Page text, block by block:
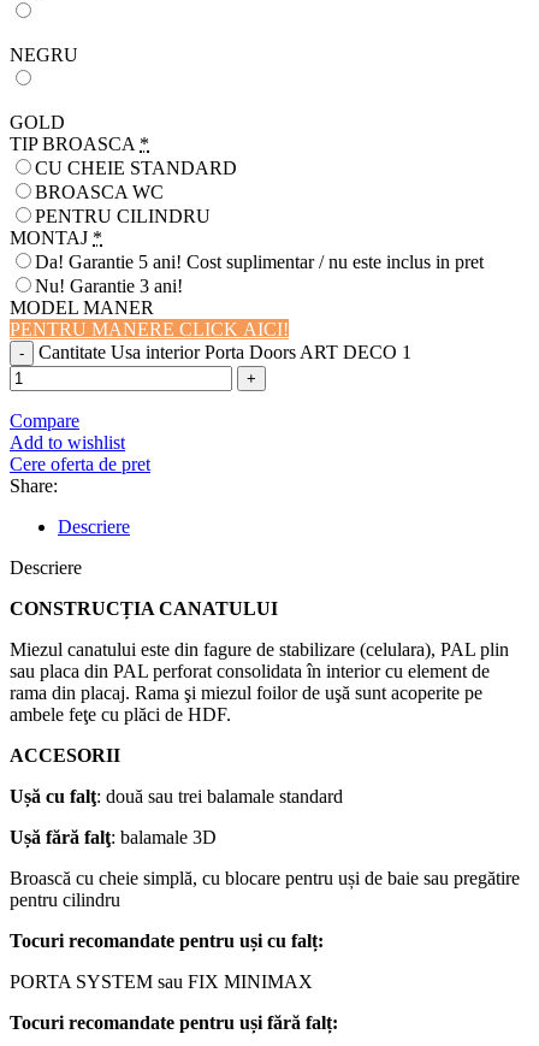
NEGRU
GOLD
TIP BROASCA *
CU CHEIE STANDARD
BROASCA WC
PENTRU CILINDRU
MONTAJ *
Da! Garantie 5 ani! Cost suplimentar / nu este inclus in pret
Nu! Garantie 3 ani!
MODEL MANER
PENTRU MANERE CLICK AICI!
Cantitate Usa interior Porta Doors ART DECO 1
Compare
Add to wishlist
Cere oferta de pret
Share:
Descriere
Descriere
CONSTRUCȚIA CANATULUI
Miezul canatului este din fagure de stabilizare (celulara), PAL plin
sau placa din PAL perforat consolidata în interior cu element de
rama din placaj. Rama şi miezul foilor de uşă sunt acoperite pe
ambele feţe cu plăci de HDF.
ACCESORII
Ușă cu falţ: două sau trei balamale standard
Ușă fără falţ: balamale 3D
Broască cu cheie simplă, cu blocare pentru uși de baie sau pregătire
pentru cilindru
Tocuri recomandate pentru ușicu falț:
PORTA SYSTEM sau FIX MINIMAX
Tocuri recomandate pentru uși fără falț: